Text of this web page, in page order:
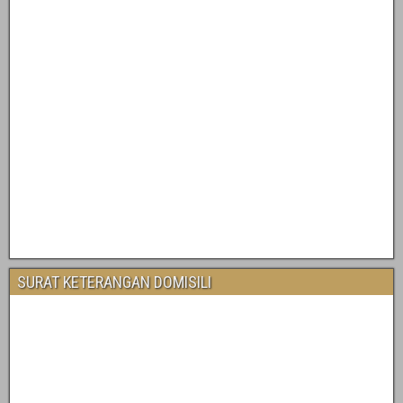
SURAT KETERANGAN DOMISILI